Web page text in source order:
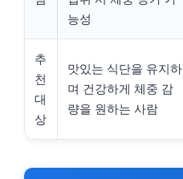
능성
추
천
대
상
맛있는 식단을 유지하
며 건강하게 체중 감
량을 원하는 사람